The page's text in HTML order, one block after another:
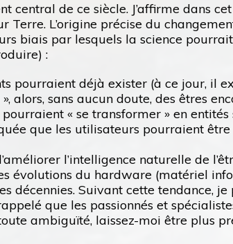
central de ce siècle. J’affirme dans
L’origine précise du
biais par lesquels la science
:
pourraient déjà exister (à ce jour, il
alors, sans aucun doute, des êtres
« se transformer » en
que les utilisateurs pourraient
l’intelligence naturelle de
évolutions du hardware (matériel
Suivant cette tendance,
que les passionnés et
ambiguïté, laissez-moi être plus